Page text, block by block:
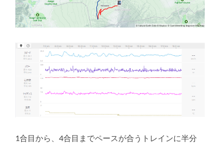
1合目から、4合目までペースが合うトレインに半分